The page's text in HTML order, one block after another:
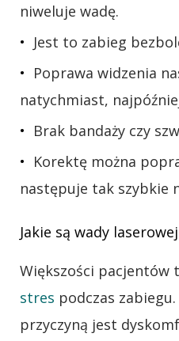
niweluje wadę.
Jest to zabieg
Poprawa widzenia
natychmiast,
Brak bandaży czy
Korektę można
następuje tak szybkie
Jakie są wady
Większości pacjentów
stres podczas zabiegu.
przyczyną jest